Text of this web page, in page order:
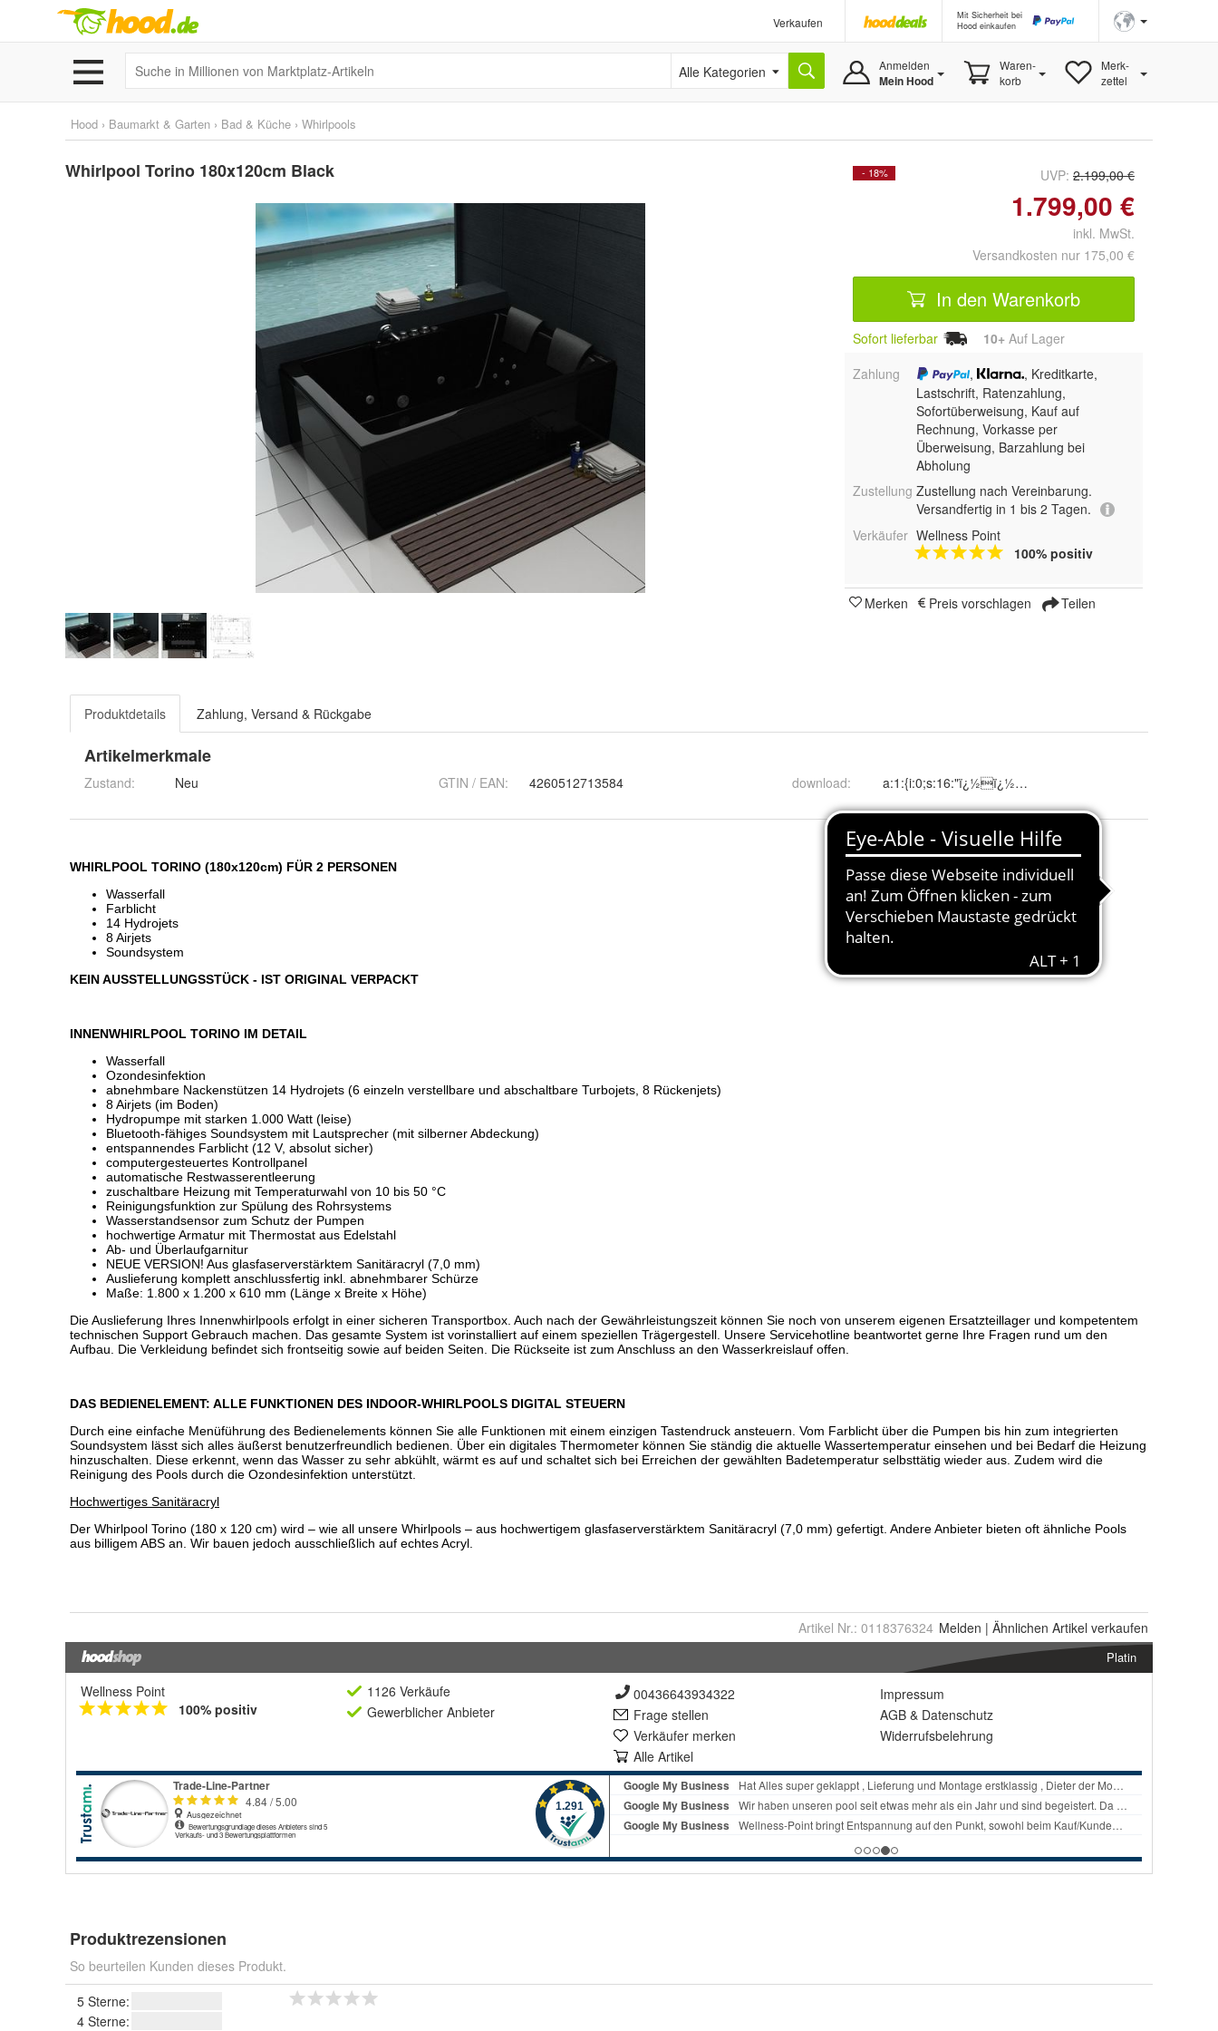
Verkaufen
Mit Sicherheit bei
Hood einkaufen
Alle Kategorien Anmelden
Mein Hood
Waren-
korb
Merk-
zettel
Hood › Baumarkt & Garten › Bad & Küche › Whirlpools
Whirlpool Torino 180x120cm Black - 18% UVP: 2.199,00 €
1.799,00 €
inkl. MwSt.
Versandkosten nur 175,00 €
In den Warenkorb
Sofort lieferbar 10+ Auf Lager
Zahlung
,
, Kreditkarte,
Lastschrift, Ratenzahlung,
Sofortüberweisung, Kauf auf
Rechnung, Vorkasse per
Überweisung, Barzahlung bei
Abholung
Zustellung Zustellung nach Vereinbarung.
Versandfertig in 1 bis 2 Tagen.
Verkäufer Wellness Point
100% positiv
Merken Preis vorschlagen Teilen
Produktdetails Zahlung, Versand & Rückgabe
Artikelmerkmale
Zustand: Neu GTIN / EAN: 4260512713584 download: a:1:{i:0;s:16:"ï¿½ï¿½ï¿½ä ²RTRï¿½";}
Artikel Nr.: 0118376324 Melden | Ähnlichen Artikel verkaufen
Platin
Wellness Point
100% positiv
1126 Verkäufe
Gewerblicher Anbieter
00436643934322
Frage stellen
Verkäufer merken
Alle Artikel
Impressum
AGB & Datenschutz
Widerrufsbelehrung
Produktrezensionen
So beurteilen Kunden dieses Produkt.
5 Sterne:
4 Sterne: